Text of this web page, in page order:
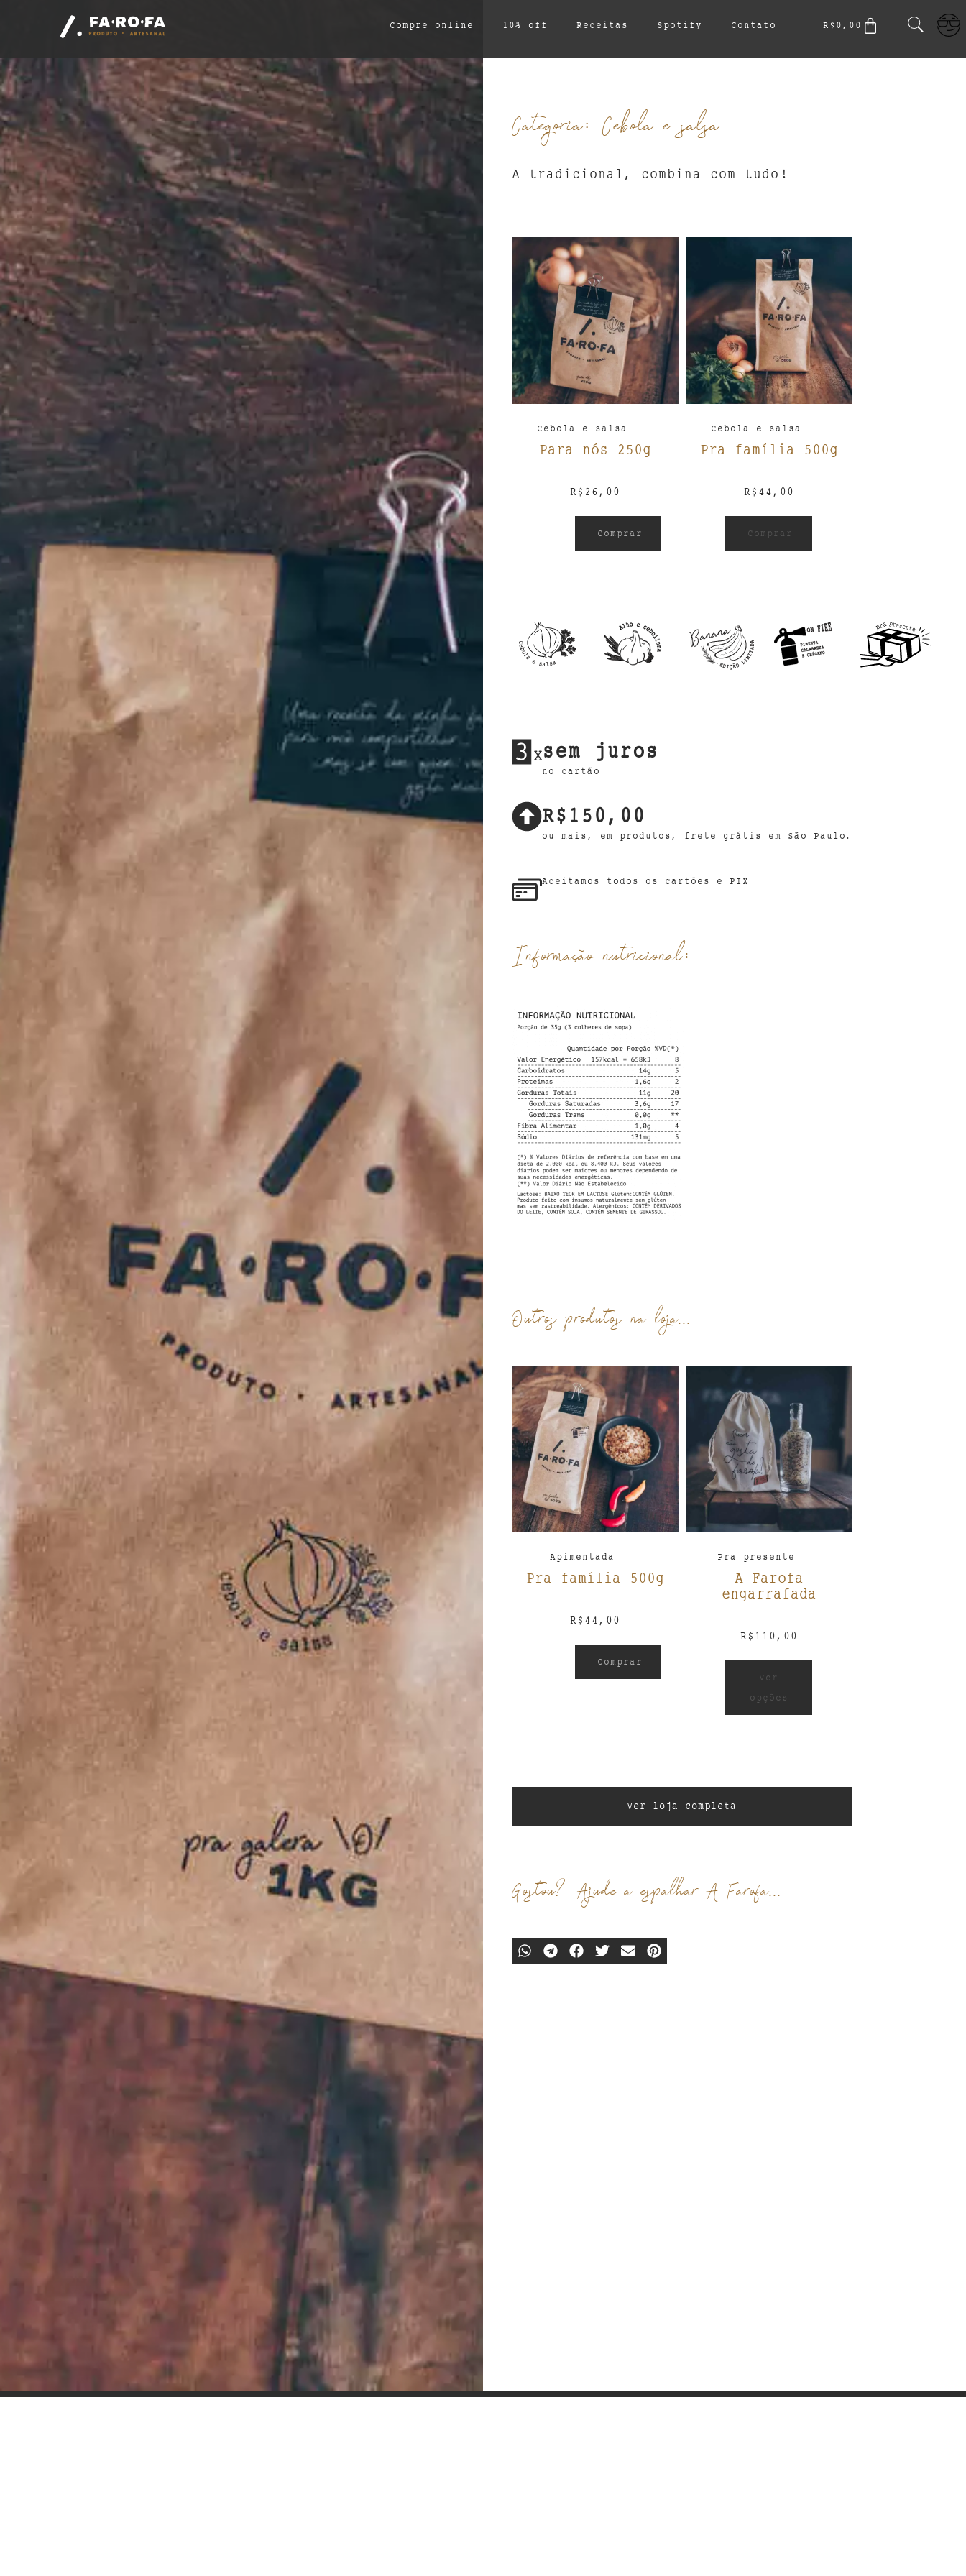
Compre online 10% off Receitas Spotify Contato R$ 0,00
Categoria: Cebola e salsa
A tradicional, combina com tudo!
Cebola e salsa
Para nós 250g
R$ 26,00
Comprar
Cebola e salsa
Pra família 500g
R$44,00
Comprar
sem juros
no cartão
R$150,00
ou mais, em produtos, frete grátis em São Paulo.
Aceitamos todos os cartões e PIX
Informação nutricional:
Outros produtos na loja...
Apimentada
Pra família 500g
R$44,00
Comprar
Pra presente
A Farofa
engarrafada
R$ 110,00
Ver
opções
Ver loja completa
Gostou? Ajude a espalhar A Farofa...